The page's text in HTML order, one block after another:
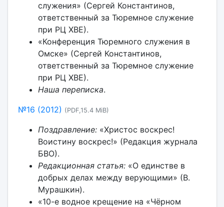
служения» (Сергей Константинов,
ответственный за Тюремное служение
при РЦ ХВЕ).
«Конференция Тюремного служения в
Омске» (Сергей Константинов,
ответственный за Тюремное служение
при РЦ ХВЕ).
Наша переписка.
№16 (2012) (PDF,15.4 MiB)
Поздравление:«Христос воскрес!
Воистину воскрес!» (Редакция журнала
БВО).
Редакционная статья:«О единстве в
добрых делах между верующими» (В.
Мурашкин).
«10-е водное крещение на «Чёрном